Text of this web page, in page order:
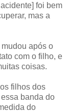
foi bem
mas a
após o
com o filho, e
coisas.
filhos dos
banda do
do